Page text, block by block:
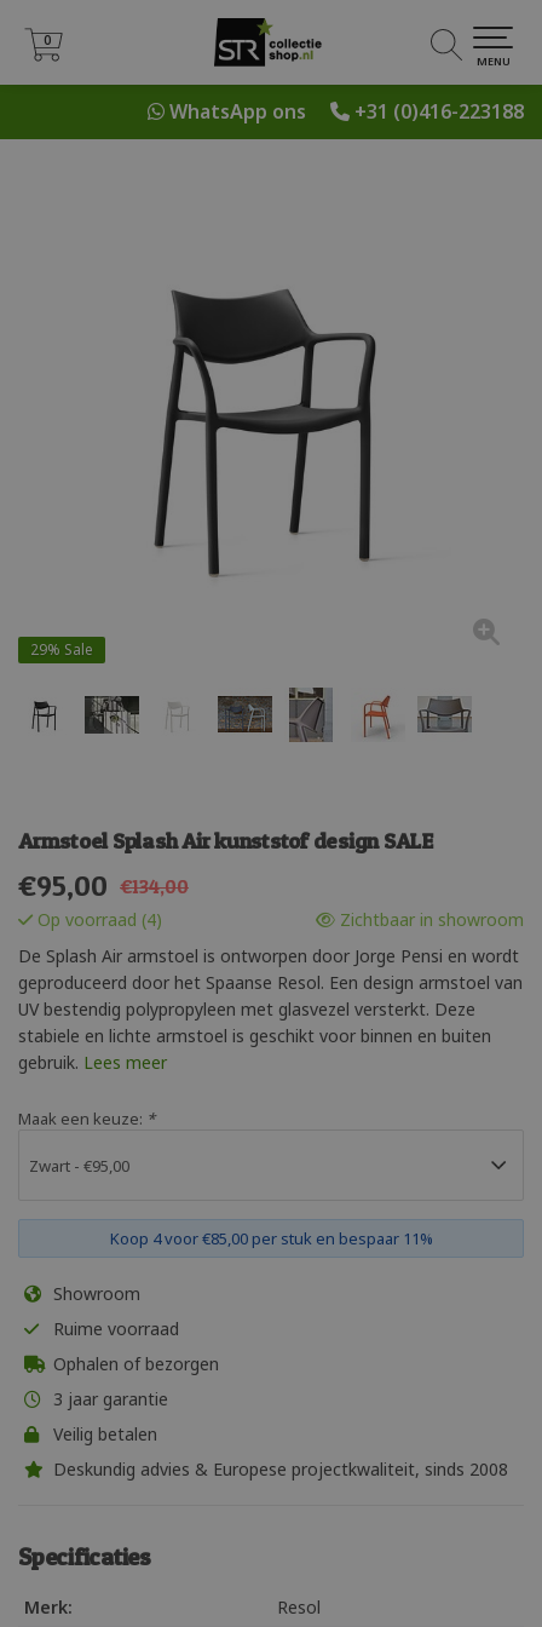
+31 (0)416-223188
WhatsApp ons
0
0
MENU
29% Sale
Armstoel Splash Air kunststof design SALE
€95,00 €134,00
Op voorraad (4)
Zichtbaar in showroom
De Splash Air armstoel is ontworpen door Jorge Pensi en wordt
geproduceerd door het Spaanse Resol. Een design armstoel van
UV bestendig polypropyleen met glasvezel versterkt. Deze
stabiele en lichte armstoel is geschikt voor binnen en buiten
gebruik. Lees meer
Maak een keuze: *
Koop 4 voor €85,00 per stuk en bespaar 11%
Showroom
Ruime voorraad
Ophalen of bezorgen
3 jaar garantie
Veilig betalen
Deskundig advies & Europese projectkwaliteit, sinds 2008
Specificaties
Merk:
Resol